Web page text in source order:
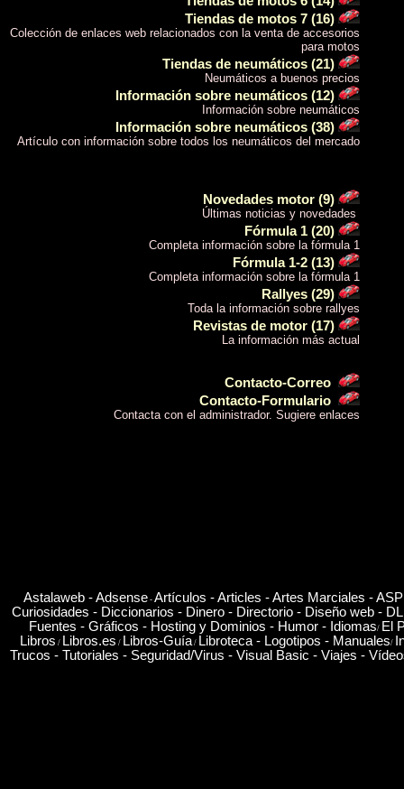
Tiendas de motos 7 (16)
Colección de enlaces web relacionados con la venta de accesorios
para motos
Tiendas de neumáticos (21)
Neumáticos a buenos precios
Información sobre neumáticos (12)
Información sobre neumáticos
Información sobre neumáticos (38)
Artículo con información sobre todos los neumáticos del mercado
Novedades motor (9)
Últimas noticias y novedades
Fórmula 1 (20)
Completa información sobre la fórmula 1
Fórmula 1-2 (13)
Completa información sobre la fórmula 1
Rallyes (29)
Toda la información sobre rallyes
Revistas de motor (17)
La información más actual
Contacto-Correo
Contacto-Formulario
Contacta con el administrador. Sugiere enlaces
Astalaweb -Adsense - Artículos -Articles -Artes Marciales -
Curiosidades - Diccionarios - Dinero - Directorio - Diseño web -
Fuentes - Gráficos - Hosting y Dominios - Humor - Idiomas/ El
Libros / Libros.es / Libros-Guía/ Libroteca - Logotipos - Manuales/
Trucos - Tutoriales - Seguridad/Virus - Visual Basic - Viajes -